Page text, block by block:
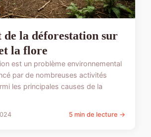
la déforestation sur
la flore
est un problème environnemental
par de nombreuses activités
les principales causes de la
5 min de lecture →